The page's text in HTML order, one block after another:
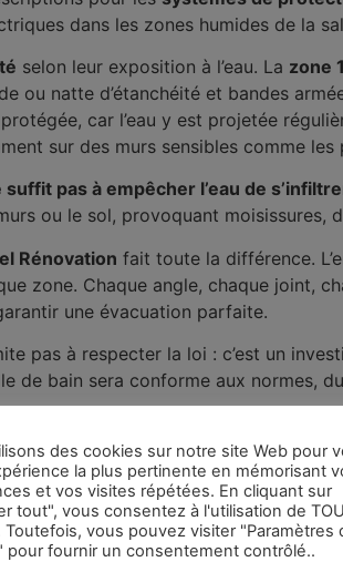
dans les zones humides de la
selon leur exposition à l’eau. La zone 1
ou natte d’étanchéité et bandes
car l’eau y est projetée
sur des murs sensibles comme
suffit pas à empêcher l’eau de
ou le sol, provoquant
Rénovation fait toute la différence.
zone. Chaque angle, chaque joint,
une évacuation parfaite.
pas à respecter la loi : c’est un
de bain sera conforme aux normes,
des cookies sur notre site Web pour
la plus pertinente en mémorisant
et vos visites répétées. En cliquant sur
tout", vous consentez à l'utilisation de
Toutefois, vous pouvez visiter "Paramètres
pour fournir un consentement contrôlé..